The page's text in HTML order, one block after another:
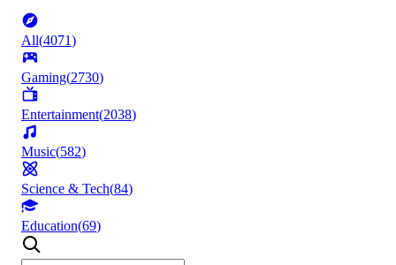
All(4071)
Gaming(2730)
Entertainment(2038)
Music(582)
Science & Tech(84)
Education(69)